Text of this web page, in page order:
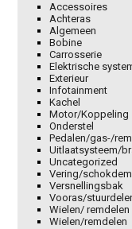
Accessoires
Achteras
Algemeen
Bobine
Carrosserie
Elektrische
Exterieur
Infotainment
Kachel
Motor/Koppeling
Onderstel
Pedalen/gas-/
Uitlaatsysteem/
Uncategorized
Vering/
Versnellingsbak
Vooras/
Wielen/ remdelen
Wielen/remdelen